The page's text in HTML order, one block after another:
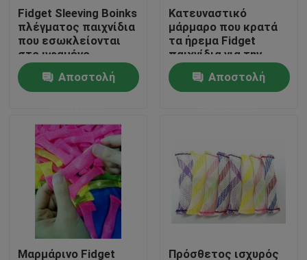
Ποιοτικός έλεγχος
Μας ελάτε σε επαφή με
Ζητήστε ένα απόσπασμα
Εύκαμπτη σωλήνωση PVC
θερμότητα - shrinkable σωλήνας
Ζαρωμένη εύκαμπτη σωλήνωση
Fidget Sleeving Boinks
πλέγματος παιχνίδια
που εσωκλείονται
στο υφαμένο
πλαστικό πλάτος
3cm
Αποστολή
Κατευναστικό
μάρμαρο που κρατά
τα ήρεμα Fidget
παιχνίδια για την
ανησυχία που μειώνει
την πίεση με ADHD
και τον αυτισμό
Αποστολή
Μαρμάρινο Fidget Πρόσθετος ισχυρός